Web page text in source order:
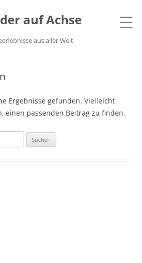
auf Achse
aus aller Welt
Ergebnisse gefunden. Vielleicht
einen passenden Beitrag zu finden.